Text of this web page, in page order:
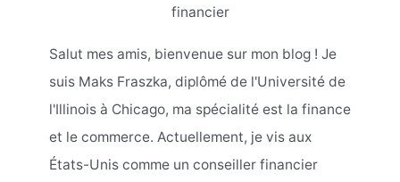
financier
Salut mes amis, bienvenue sur mon blog ! Je
suis Maks Fraszka, diplômé de l'Université de
l'Illinois à Chicago, ma spécialité est la finance
et le commerce. Actuellement, je vis aux
États-Unis comme un conseiller financier